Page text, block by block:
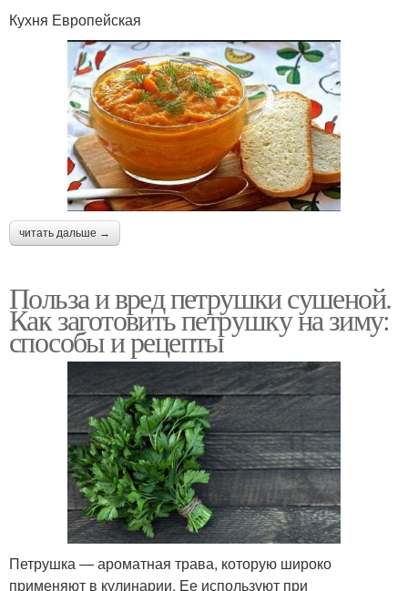
Кухня Европейская
читать дальше →
Польза и вред петрушки сушеной.
Как заготовить петрушку на зиму:
способы и рецепты
Петрушка — ароматная трава, которую широко
применяют в кулинарии. Ее используют при